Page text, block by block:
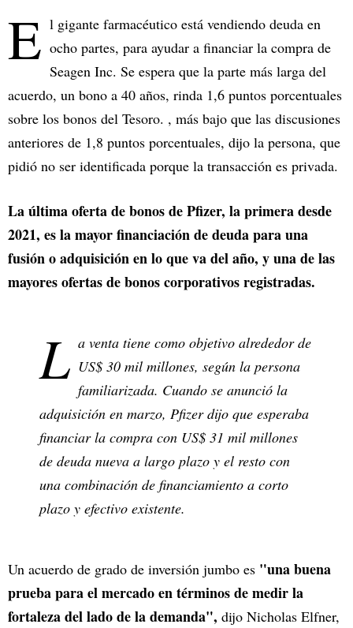
E l gigante farmacéutico está vendiendo deuda en
ocho partes, para ayudar a financiar la compra de
Seagen Inc. Se espera que la parte más larga del
acuerdo, un bono a 40 años, rinda 1,6 puntos porcentuales
sobre los bonos del Tesoro. , más bajo que las discusiones
anteriores de 1,8 puntos porcentuales, dijo la persona, que
pidió no ser identificada porque la transacción es privada.
La última oferta de bonos de Pfizer, la primera desde
2021, es la mayor financiación de deuda para una
fusión o adquisición en lo que va del año, y una de las
mayores ofertas de bonos corporativos registradas.
L a venta tiene como objetivo alrededor de
US$ 30 mil millones, según la persona
familiarizada. Cuando se anunció la
adquisición en marzo, Pfizer dijo que esperaba
financiar la compra con US$ 31 mil millones
de deuda nueva a largo plazo y el resto con
una combinación de financiamiento a corto
plazo y efectivo existente.
Un acuerdo de grado de inversión jumbo es "una buena
prueba para el mercado en términos de medir la
fortaleza del lado de la demanda", dijo Nicholas Elfner,